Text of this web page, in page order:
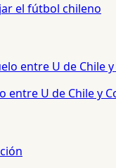
el fútbol chileno
U de Chile y